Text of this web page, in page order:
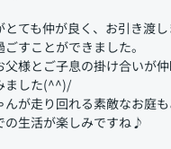
とても仲が良く、お引き渡
ごすことができました。
様とご子息の掛け合いが仲
ました(^^)/
んが走り回れる素敵なお庭も
の生活が楽しみですね♪